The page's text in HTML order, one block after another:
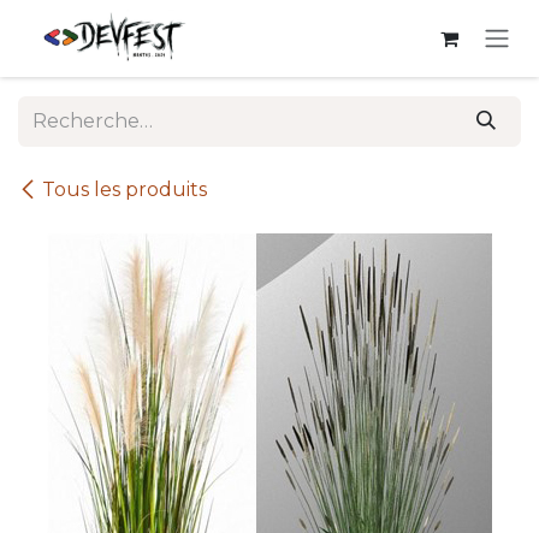
Se rendre au contenu
Tous les produits